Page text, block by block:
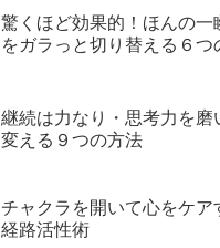
驚くほど効果的！ほんの一
をガラっと切り替える６つ
継続は力なり・思考力を磨
変える９つの方法
チャクラを開いて心をケア
経路活性術